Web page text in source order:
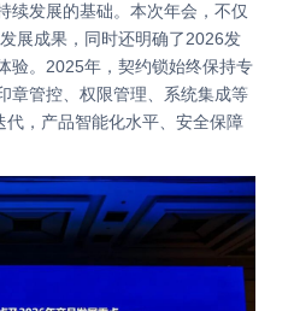
续发展的基础。 本次年会，不仅
展成果，同时还明确了2026发
验。 2025年，契约锁始终保持专
章管控、权限管理、系统集成等
，产品智能化水平、安全保障